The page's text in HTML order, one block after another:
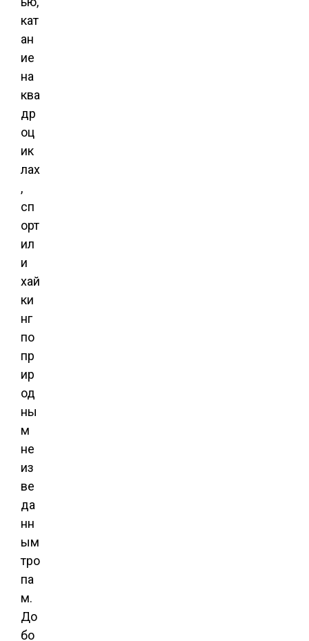
кат
ан
ие
на
ква
др
оц
ик
лах
,
сп
орт
ил
и
хай
ки
нг
по
пр
ир
од
ны
м
не
из
ве
да
нн
ым
тро
па
м.
До
бо